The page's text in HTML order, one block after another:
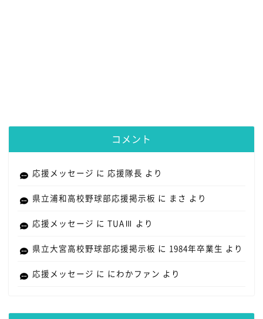
コメント
応援メッセージ に 応援隊長 より
県立浦和高校野球部応援掲示板 に まさ より
応援メッセージ に TUAⅢ より
県立大宮高校野球部応援掲示板 に 1984年卒業生 より
応援メッセージ に にわかファン より